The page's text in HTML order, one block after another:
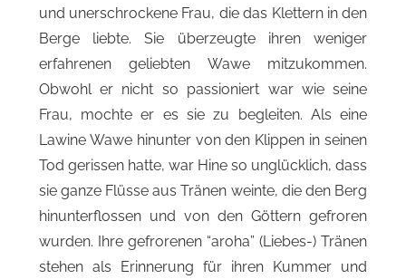
und unerschrockene Frau, die das Klettern in den
Berge liebte. Sie überzeugte ihren weniger
erfahrenen geliebten Wawe mitzukommen.
Obwohl er nicht so passioniert war wie seine
Frau, mochte er es sie zu begleiten. Als eine
Lawine Wawe hinunter von den Klippen in seinen
Tod gerissen hatte, war Hine so unglücklich, dass
sie ganze Flüsse aus Tränen weinte, die den Berg
hinunterflossen und von den Göttern gefroren
wurden. Ihre gefrorenen “aroha” (Liebes-) Tränen
stehen als Erinnerung für ihren Kummer und